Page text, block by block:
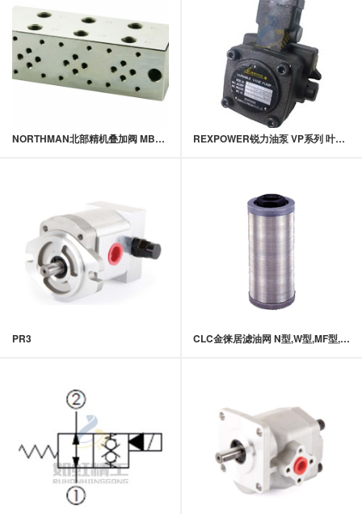
NORTHMAN北部精机叠加阀 MB系列叠加式油路块 REXPOWER锐力油泵 VP系列 叶片泵
PR3 CLC金徕居滤油网 N型,W型,MF型,X系列滤油网